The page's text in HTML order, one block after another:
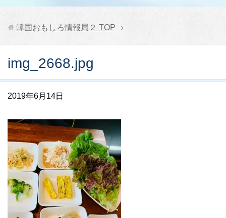
韓国おもしろ情報局２ TOP
img_2668.jpg
2019年6月14日